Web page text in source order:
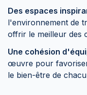
Des espaces
l'environnement de
offrir le meilleur des
Une cohésion
œuvre pour
le bien-être de